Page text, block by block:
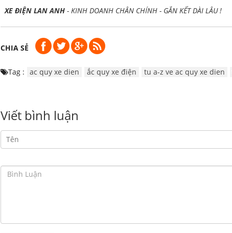
XE ĐIỆN LAN ANH - KINH DOANH CHÂN CHÍNH - GẮN KẾT DÀI LÂU !
CHIA SẺ
Tag : ac quy xe dien ắc quy xe điện tu a-z ve ac quy xe dien
Viết bình luận